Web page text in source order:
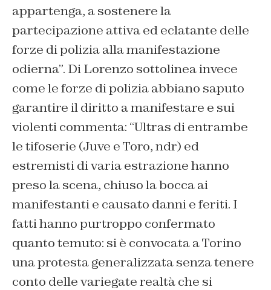
appartenga, a sostenere la
partecipazione attiva ed eclatante delle
forze di polizia alla manifestazione
odierna”. Di Lorenzo sottolinea invece
come le forze di polizia abbiano saputo
garantire il diritto a manifestare e sui
violenti commenta: “Ultras di entrambe
le tifoserie (Juve e Toro, ndr) ed
estremisti di varia estrazione hanno
preso la scena, chiuso la bocca ai
manifestanti e causato danni e feriti. I
fatti hanno purtroppo confermato
quanto temuto: si è convocata a Torino
una protesta generalizzata senza tenere
conto delle variegate realtà che si